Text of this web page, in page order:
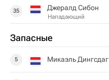
35 Джералд Сибон
Нападающий
Запасные
5 Микаэль Дингсдаг